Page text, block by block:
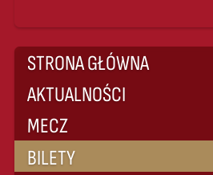
STRONA GŁÓWNA
AKTUALNOŚCI
MECZ
BILETY